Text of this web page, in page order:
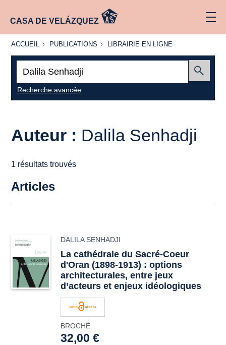
CASA DE VELÁZQUEZ
ACCUEIL
ACCUEIL PUBLICATIONS
PUBLICATIONS
LIBRAIRIE
LIBRAIRIE EN LIGNE
Recherche avancée
Auteur : Dalila Senhadji
1 résultats trouvés
Articles
DALILA SENHADJI
La cathédrale du Sacré-Coeur
d'Oran (1898-1913) : options
architecturales, entre jeux
d’acteurs et enjeux idéologiques
BROCHÉ
32,00 €